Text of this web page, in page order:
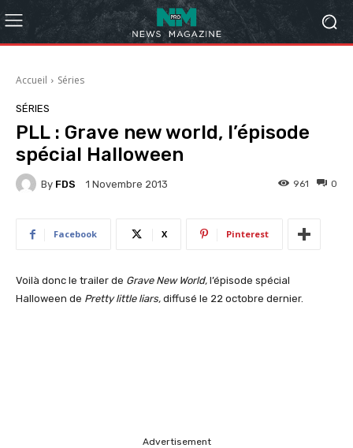
Accueil Séries
SÉRIES
PLL : Grave new world, l’épisode
spécial Halloween
By FDS 1 Novembre 2013 0
961
Facebook X Pinterest
Voilà donc le trailer de Grave New World, l’épisode spécial
Halloween de Pretty little liars, diffusé le 22 octobre dernier.
Advertisement